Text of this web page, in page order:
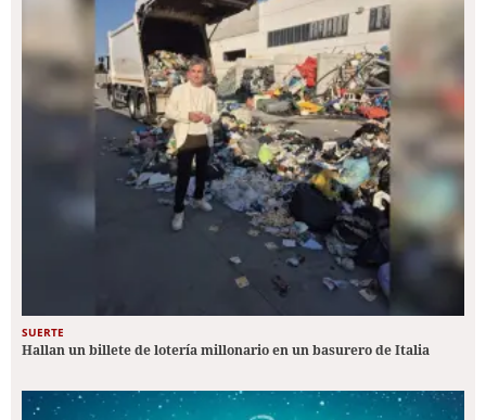
SUERTE
Hallan un billete de lotería millonario en un basurero de Italia